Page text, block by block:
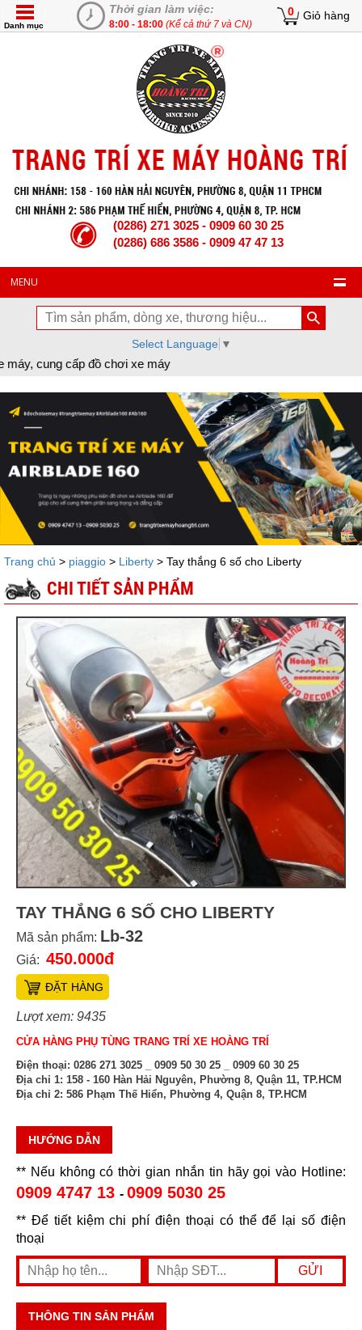
Thời gian làm việc:
8:00 - 18:00 (Kể cả thứ 7 và CN)
0 Giỏ hàng
Danh mục
(0286) 271 3025 - 0909 60 30 25
(0286) 686 3586 - 0909 47 47 13
MENU
Select Language ▼
cấp đồ chơi xe máy
Trang chủ > piaggio > Liberty > Tay thắng 6 số cho Liberty
CHI TIẾT SẢN PHẨM
TAY THẮNG 6 SỐ CHO LIBERTY
Mã sản phẩm: Lb-32
Giá: 450.000đ
ĐẶT HÀNG
Lượt xem: 9435
CỬA HÀNG PHỤ TÙNG TRANG TRÍ XE HOÀNG TRÍ
Điện thoại: 0286 271 3025 _ 0909 50 30 25 _ 0909 60 30 25
Địa chỉ 1: 158 - 160 Hàn Hải Nguyên, Phường 8, Quận 11, TP.HCM
Địa chỉ 2: 586 Phạm Thế Hiển, Phường 4, Quận 8, TP.HCM
HƯỚNG DẪN
** Nếu không có thời gian nhắn tin hãy gọi vào Hotline:
0909 4747 13 - 0909 5030 25
** Để tiết kiệm chi phí điện thoại có thể để lại số điện
thoại
THÔNG TIN SẢN PHẨM